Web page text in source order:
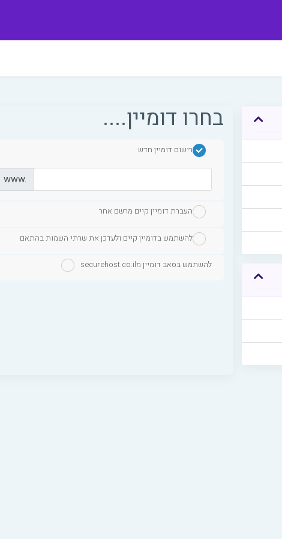
בחרו דומיין....
רישום דומיין חדש
www.
העברת דומיין קיים מרשם אחר
להשתמש בדומיין קיים ולעדכן את שרתי השמות בהתאם
securehost.co.ilלהשתמש בסאב דומיין מ